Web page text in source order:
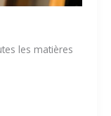
les matières